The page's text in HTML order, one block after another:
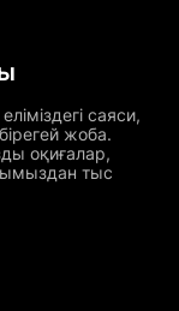
саяси,
жоба.
оқиғалар,
тыс